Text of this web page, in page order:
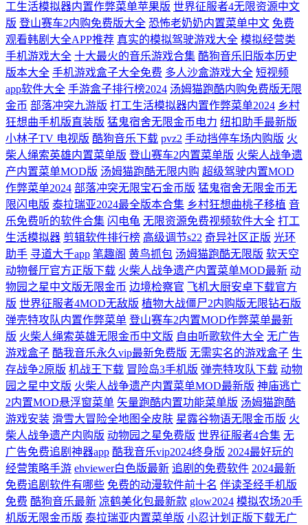
工生活模拟器内置作弊菜单苹果版 世界征服者4无限资源中文
版 登山赛车2内购免费版大全 恐怖老奶奶内置菜单中文 免费
观看韩剧大全APP推荐 真实的模拟驾驶游戏大全 模拟经营类
手机游戏大全 十大最火的音乐游戏合集 酷狗音乐旧版本历史
版本大全 手机游戏盒子大全免费 多人沙盒游戏大全 短视频
app软件大全 手游盒子排行榜2024 汤姆猫跑酷内购免费版无限
金币 部落冲突九游版 打工生活模拟器内置作弊菜单2024 乡村
狂想曲手机版直装版 猛鬼宿舍无限金币电力 纽扣助手最新版
小林子TV 电视版 酷狗音乐下载 pvz2 手动挡停车场内购版 火
柴人绳索英雄内置菜单版 登山赛车2内置菜单版 火柴人战争遗
产内置菜单MOD版 汤姆猫跑酷无限内购 超级驾驶内置MOD
作弊菜单2024 部落冲突无限宝石金币版 猛鬼宿舍无限金币无
限闪电版 泰拉瑞亚2024最全版本合集 乡村狂想曲桃子移植 音
乐免费听的软件合集 闪电龟 无限资源免费视频软件大全 打工
生活模拟器 剪辑软件排行榜 高级调节s22 奇异社区正版 光环
助手 寻道大千app 笔趣阁 黄鸟抓包 汤姆猫跑酷无限版 软天空
动物餐厅官方正版下载 火柴人战争遗产内置菜单MOD最新 动
物园之星中文版无限金币 边境检察官 飞机大厨安卓下载官方
版 世界征服者4MOD无敌版 植物大战僵尸2内购版无限钻石版
弹壳特攻队内置作弊菜单 登山赛车2内置MOD作弊菜单最新
版 火柴人绳索英雄无限金币中文版 自由听歌软件大全 无广告
游戏盒子 酷我音乐永久vip最新免费版 无需实名的游戏盒子 生
存战争2原版 机战王下载 冒险岛3手机版 弹壳特攻队下载 动物
园之星中文版 火柴人战争遗产内置菜单MOD最新版 神庙逃亡
2内置MOD悬浮窗菜单 矢量跑酷内置功能菜单版 汤姆猫跑酷
游戏安装 滑雪大冒险全地图全皮肤 星露谷物语无限金币版 火
柴人战争遗产内购版 动物园之星免费版 世界征服者4合集 无
广告免费追剧神器app 酷我音乐vip2024终身版 2024最好玩的
经营策略手游 ehviewer白色版最新 追剧的免费软件 2024最新
免费追剧软件有哪些 免费的动漫软件前十名 伴读圣经手机版
免费 酷狗音乐最新 凉鹤美化包最新款 glow2024 模拟农场20手
机版无限金币版 泰拉瑞亚内置菜单版 小忍计划正版下载无广